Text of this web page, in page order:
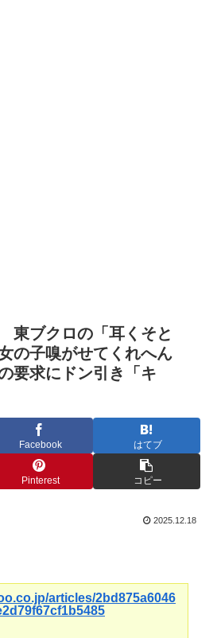
東ブクロの「耳くそと
の子嗅がせてくれへん
要求にドン引き「キ
Facebook はてブ
Pinterest コピー
2025.12.18
articles/2bd875a6046